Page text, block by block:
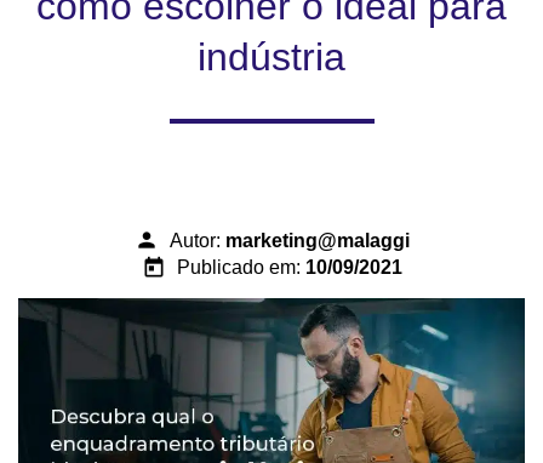
indústria
person Autor: marketing@malaggi
today Publicado em: 10/09/2021